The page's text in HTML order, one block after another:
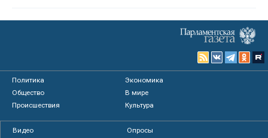
Политика
Экономика
Общество
В мире
Происшествия
Культура
Видео
Опросы